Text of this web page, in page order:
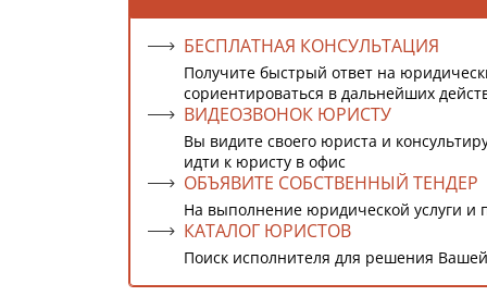
БЕСПЛАТНАЯ КОНСУЛЬТАЦИЯ
Получите быстрый ответ на
сориентироваться в дальнейших
ВИДЕОЗВОНОК ЮРИСТУ
Вы видите своего юриста и
идти к юристу в офис
ОБЪЯВИТЕ СОБСТВЕННЫЙ ТЕНДЕР
На выполнение юридической услуги и
КАТАЛОГ ЮРИСТОВ
Поиск исполнителя для решения